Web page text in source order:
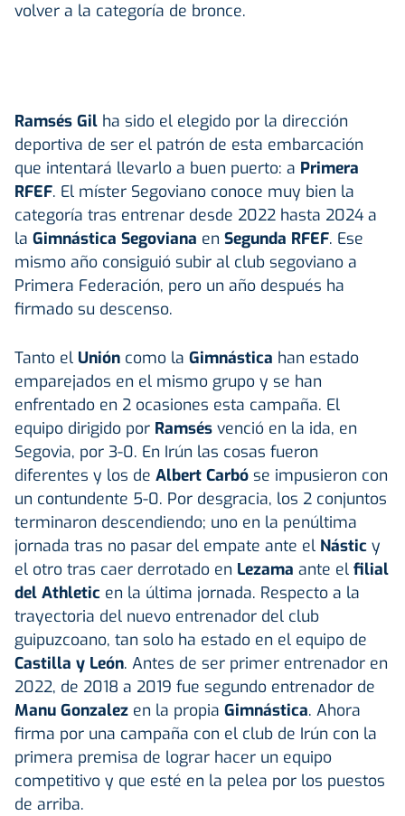
volver a la categoría de bronce.
Ramsés Gil ha sido el elegido por la dirección
deportiva de ser el patrón de esta embarcación
que intentará llevarlo a buen puerto: a Primera
RFEF. El míster Segoviano conoce muy bien la
categoría tras entrenar desde 2022 hasta 2024 a
la Gimnástica Segoviana en Segunda RFEF. Ese
mismo año consiguió subir al club segoviano a
Primera Federación, pero un año después ha
firmado su descenso.
Tanto el Unión como la Gimnástica han estado
emparejados en el mismo grupo y se han
enfrentado en 2 ocasiones esta campaña. El
equipo dirigido por Ramsés venció en la ida, en
Segovia, por 3-0. En Irún las cosas fueron
diferentes y los de Albert Carbó se impusieron con
un contundente 5-0. Por desgracia, los 2 conjuntos
terminaron descendiendo; uno en la penúltima
jornada tras no pasar del empate ante el Nástic y
el otro tras caer derrotado en Lezama ante el filial
del Athletic en la última jornada. Respecto a la
trayectoria del nuevo entrenador del club
guipuzcoano, tan solo ha estado en el equipo de
Castilla y León. Antes de ser primer entrenador en
2022, de 2018 a 2019 fue segundo entrenador de
Manu Gonzalez en la propia Gimnástica. Ahora
firma por una campaña con el club de Irún con la
primera premisa de lograr hacer un equipo
competitivo y que esté en la pelea por los puestos
de arriba.